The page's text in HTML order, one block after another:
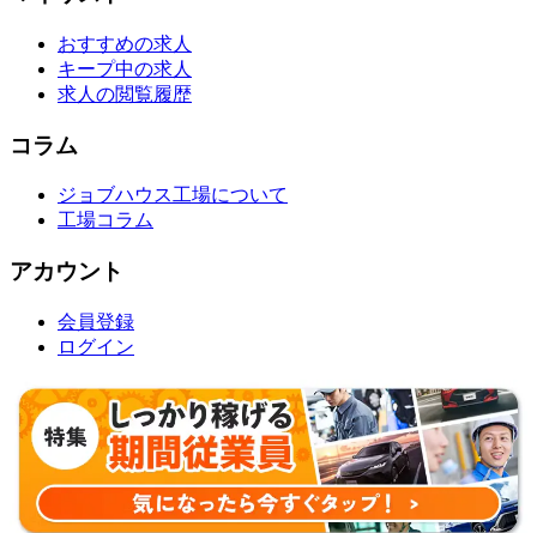
おすすめの求人
キープ中の求人
求人の閲覧履歴
コラム
ジョブハウス工場について
工場コラム
アカウント
会員登録
ログイン